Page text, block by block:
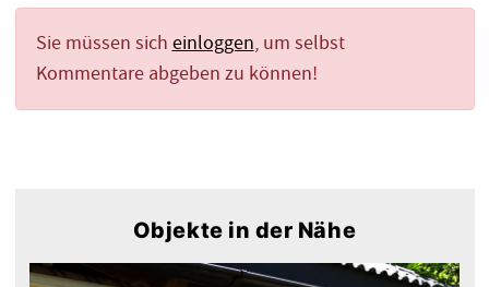
Sie müssen sich einloggen, um selbst
Kommentare abgeben zu können!
Objekte in der Nähe